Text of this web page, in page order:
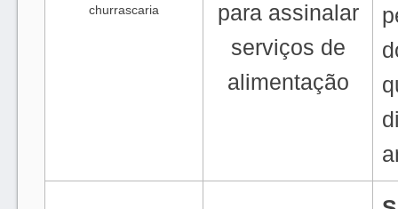
churrascaria
para assinalar
serviços de
alimentação